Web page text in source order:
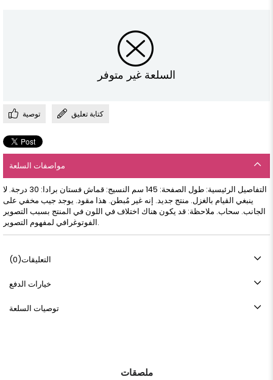
السلعة غير متوفر
توصية كتابة تعليق
مواصفات السلعة
التفاصيل الرئيسية: طول الصفحة: 145 سم النسيج: قماش فستان برادا: 30 درجة. لا
ينبغي القيام بالغزل. منتج جديد. إنه غير مُبطن. هذا مقود. يوجد جيب مخفي على
الجانب. سحاب. ملاحظة: قد يكون هناك اختلاف في اللون في المنتج بسبب التصوير
الفوتوغرافي لمفهوم التصوير.
التعليقات(0)
خيارات الدفع
توصيات السلعة
ملصقات